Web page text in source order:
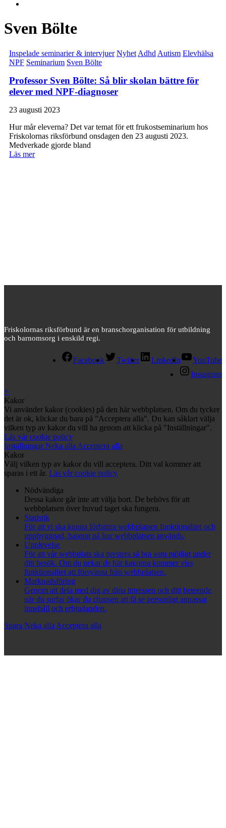
Sven Bölte
Inspelade seminarier & intervjuer Nyhet Adhd Autism Elevhälsa
NPF Seminarium Sven Bölte
Professor Sven Bölte: Så blir skolan bättre för
elever med NPF-diagnoser
23 augusti 2023
Hur mår eleverna? Det var temat för ett frukostseminarium hos
Friskolornas riksförbund onsdagen den 23 augusti 2023.
Medverkade gjorde bland
Läs mer
Friskolornas riksförbund är en branschorganisation för utbildning
och barnomsorg i enskild regi.
Facebook Twitter LinkedIn
YouTube
Instagram
×
Kakor
Vi använder kakor (cookies) på den här webbplatsen. Om du tycker
det är ok, klickar du bara på "Acceptera alla". Du kan såklart välja
vilken typ av kakor du vill ha genom att klicka på "Inställningar".
Läs vår cookie policy
InställningarNeka alla Acceptera alla
Kakor
Välj vilken typ av kakor du vill acceptera. Ditt val kommer att
sparas i ett år. Läs vår cookie policy
Nödvändiga
Dessa kakor går inte att välja bort. De behövs för att
webbplatsen över huvud taget ska fungera.
Statistik
För att vi ska kunna förbättra webbplatsen funktionalitet och
uppbyggnad, baserat på hur webbplatsen används.
Upplevelse
För att vår webbplats ska prestera så bra som möjligt under
ditt besök. Om du nekar de här kakorna kommer viss
funktionalitet att försvinna från webbplatsen.
Marknadsföring
Genom att dela med dig av dina intressen och ditt beteende
när du surfar ökar du chansen att få se personligt anpassat
innehåll och erbjudanden.
Spara Neka alla Acceptera alla